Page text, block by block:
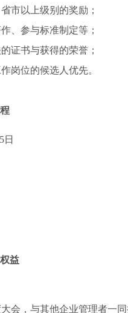
市以上级别的奖励；
、参与标准制定等；
证书与获得的荣誉；
岗位的候选人优先。
日
益
会，与其他企业管理者一